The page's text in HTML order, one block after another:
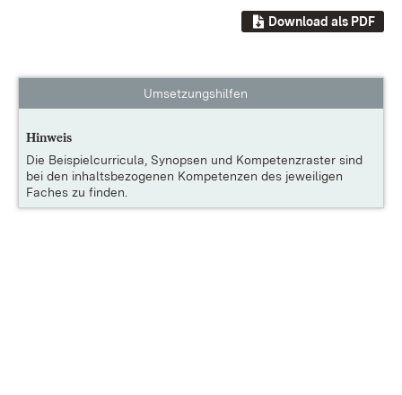
Download als PDF
Umsetzungshilfen
Hinweis
Die Beispielcurricula, Synopsen und Kompetenzraster sind
bei den inhaltsbezogenen Kompetenzen des jeweiligen
Faches zu finden.